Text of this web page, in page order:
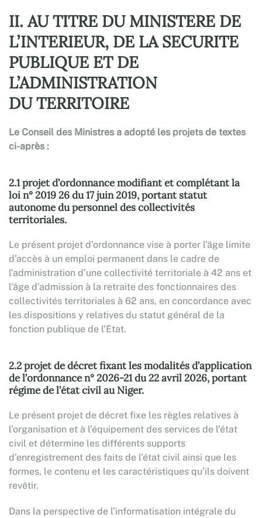
II. AU TITRE DU MINISTERE DE
L’INTERIEUR, DE LA SECURITE
PUBLIQUE ET DE
L’ADMINISTRATION
DU TERRITOIRE
Le Conseil des Ministres a adopté les projets de textes
ci-après :
2.1 projet d’ordonnance modifiant et complétant la
loi n° 2019 26 du 17 juin 2019, portant statut
autonome du personnel des collectivités
territoriales.
Le présent projet d’ordonnance vise à porter l’âge limite
d’accès à un emploi permanent dans le cadre de
l’administration d’une collectivité territoriale à 42 ans et
l’âge d’admission à la retraite des fonctionnaires des
collectivités territoriales à 62 ans, en concordance avec
les dispositions y relatives du statut général de la
fonction publique de l’Etat.
2.2 projet de décret fixant les modalités d’application
de l’ordonnance n° 2026-21 du 22 avril 2026, portant
régime de l’état civil au Niger.
Le présent projet de décret fixe les règles relatives à
l’organisation et à l’équipement des services de l’état
civil et détermine les différents supports
d’enregistrement des faits de l’état civil ainsi que les
formes, le contenu et les caractéristiques qu’ils doivent
revêtir.
Dans la perspective de l’informatisation intégrale du